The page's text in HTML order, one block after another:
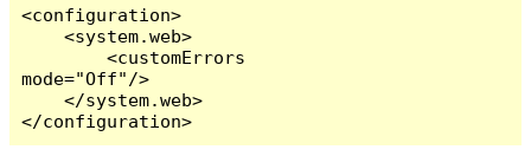
<configuration>
    <system.web>
        <customErrors
mode="Off"/>
    </system.web>
</configuration>